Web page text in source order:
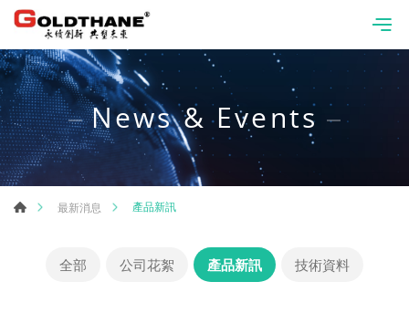
News & Events
最新消息 產品新訊
全部 公司花絮 產品新訊 技術資料